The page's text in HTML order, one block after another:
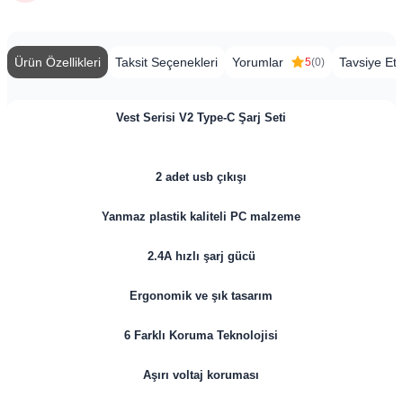
Ürün Özellikleri Taksit Seçenekleri Yorumlar 5(0) Tavsiye Et
Vest Serisi V2 Type-C Şarj Seti
2 adet usb çıkışı
Yanmaz plastik kaliteli PC malzeme
2.4A hızlı şarj gücü
Ergonomik ve şık tasarım
6 Farklı Koruma Teknolojisi
Aşırı voltaj koruması